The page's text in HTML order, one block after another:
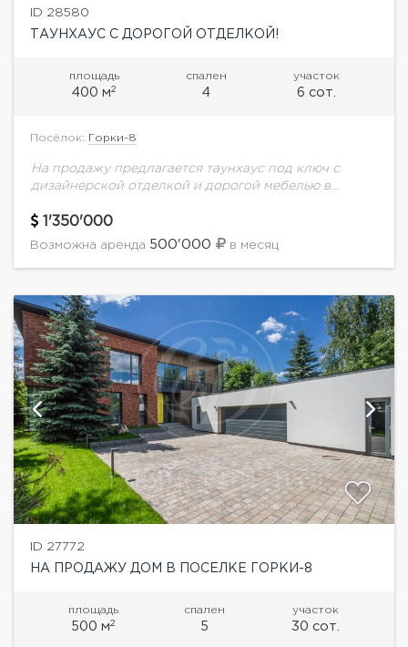
ID 28580
ТАУНХАУС С ДОРОГОЙ ОТДЕЛКОЙ!
площадь
400 м2
спален
4
участок
6 сот.
Посёлок: Горки-8
На продажу предлагается таунхаус под ключ с
дизайнерской отделкой и дорогой мебелью в
встроенным шкафом, гостевой с/у, кухня-столовая-
гостиная с камином и выходом вовнутренний...
1'350'000
Возможна аренда 500'000 в месяц
ID 27772
НА ПРОДАЖУ ДОМ В ПОСЕЛКЕ ГОРКИ-8
площадь
500 м2
спален
5
участок
30 сот.